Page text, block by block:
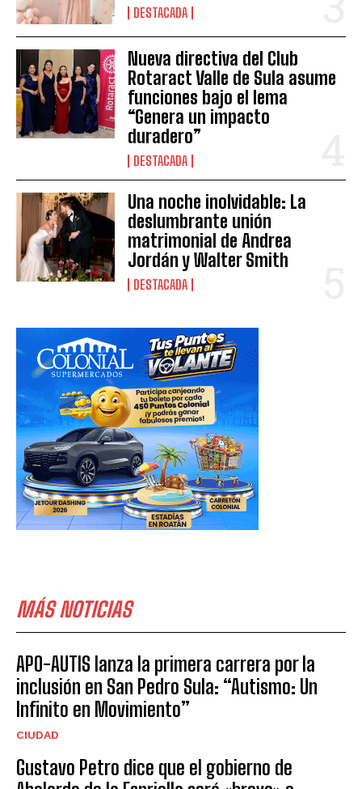
DESTACADA
Nueva directiva del Club
Rotaract Valle de Sula asume
funciones bajo el lema
“Genera un impacto
duradero”
DESTACADA
Una noche inolvidable: La
deslumbrante unión
matrimonial de Andrea
Jordán y Walter Smith
DESTACADA
MÁS NOTICIAS
APO-AUTIS lanza la primera carrera por la
inclusión en San Pedro Sula: “Autismo: Un
Infinito en Movimiento”
CIUDAD
Gustavo Petro dice que el gobierno de